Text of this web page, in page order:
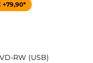
+79,90*
RW (USB)